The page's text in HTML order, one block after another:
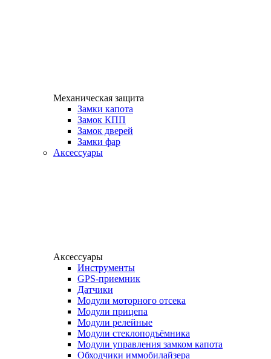
Механическая защита
Замки капота
Замок КПП
Замок дверей
Замки фар
Аксессуары
Аксессуары
Инструменты
GPS-приемник
Датчики
Модули моторного отсека
Модули прицепа
Модули релейные
Модули стеклоподъёмника
Модули управления замком капота
Обходчики иммобилайзера